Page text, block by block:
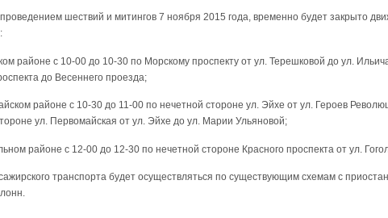
шествий и митингов 7 ноября 2015 года, временно будет закрыто
районе с 10-00 до 10-30 по Морскому проспекту от ул. Терешковой до ул.
до Весеннего проезда;
районе с 10-30 до 11-00 по нечетной стороне ул. Эйхе от ул. Героев
ул. Первомайская от ул. Эйхе до ул. Марии Ульяновой;
районе с 12-00 до 12-30 по нечетной стороне Красного проспекта от ул.
транспорта будет осуществляться по существующим схемам с